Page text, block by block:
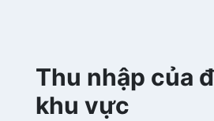
Thu nhập của
khu vực